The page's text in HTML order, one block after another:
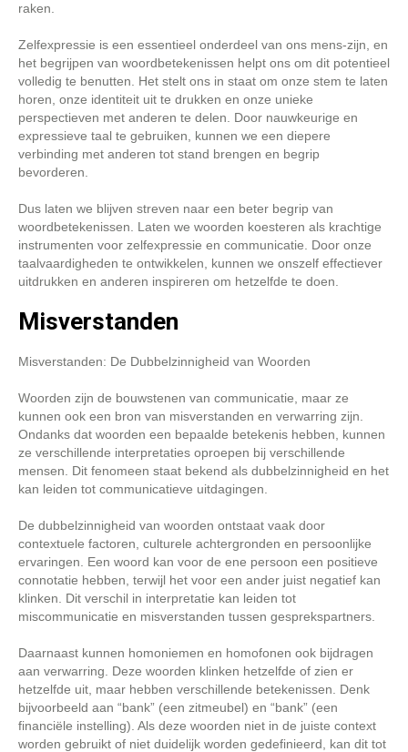
raken.
Zelfexpressie is een essentieel onderdeel van ons mens-zijn, en
het begrijpen van woordbetekenissen helpt ons om dit potentieel
volledig te benutten. Het stelt ons in staat om onze stem te laten
horen, onze identiteit uit te drukken en onze unieke
perspectieven met anderen te delen. Door nauwkeurige en
expressieve taal te gebruiken, kunnen we een diepere
verbinding met anderen tot stand brengen en begrip
bevorderen.
Dus laten we blijven streven naar een beter begrip van
woordbetekenissen. Laten we woorden koesteren als krachtige
instrumenten voor zelfexpressie en communicatie. Door onze
taalvaardigheden te ontwikkelen, kunnen we onszelf effectiever
uitdrukken en anderen inspireren om hetzelfde te doen.
Misverstanden
Misverstanden: De Dubbelzinnigheid van Woorden
Woorden zijn de bouwstenen van communicatie, maar ze
kunnen ook een bron van misverstanden en verwarring zijn.
Ondanks dat woorden een bepaalde betekenis hebben, kunnen
ze verschillende interpretaties oproepen bij verschillende
mensen. Dit fenomeen staat bekend als dubbelzinnigheid en het
kan leiden tot communicatieve uitdagingen.
De dubbelzinnigheid van woorden ontstaat vaak door
contextuele factoren, culturele achtergronden en persoonlijke
ervaringen. Een woord kan voor de ene persoon een positieve
connotatie hebben, terwijl het voor een ander juist negatief kan
klinken. Dit verschil in interpretatie kan leiden tot
miscommunicatie en misverstanden tussen gesprekspartners.
Daarnaast kunnen homoniemen en homofonen ook bijdragen
aan verwarring. Deze woorden klinken hetzelfde of zien er
hetzelfde uit, maar hebben verschillende betekenissen. Denk
bijvoorbeeld aan “bank” (een zitmeubel) en “bank” (een
financiële instelling). Als deze woorden niet in de juiste context
worden gebruikt of niet duidelijk worden gedefinieerd, kan dit tot